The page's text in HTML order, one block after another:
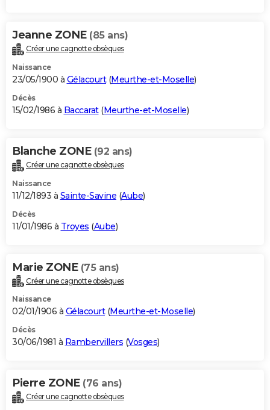
Jeanne ZONE (85 ans)
Créer une cagnotte obsèques
Naissance
23/05/1900 à Gélacourt(Meurthe-et-Moselle)
Décès
15/02/1986 à Baccarat(Meurthe-et-Moselle)
Blanche ZONE (92 ans)
Créer une cagnotte obsèques
Naissance
11/12/1893 à Sainte-Savine (Aube)
Décès
11/01/1986 à Troyes (Aube)
Marie ZONE (75 ans)
Créer une cagnotte obsèques
Naissance
02/01/1906 à Gélacourt(Meurthe-et-Moselle)
Décès
30/06/1981 à Rambervillers (Vosges)
Pierre ZONE (76 ans)
Créer une cagnotte obsèques